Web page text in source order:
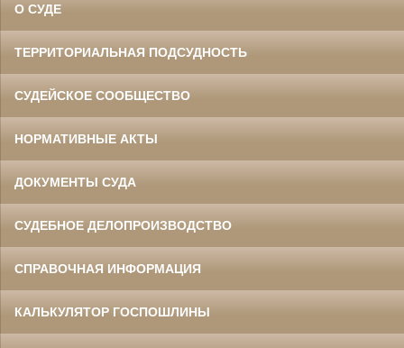
О СУДЕ
ТЕРРИТОРИАЛЬНАЯ ПОДСУДНОСТЬ
СУДЕЙСКОЕ СООБЩЕСТВО
НОРМАТИВНЫЕ АКТЫ
ДОКУМЕНТЫ СУДА
СУДЕБНОЕ ДЕЛОПРОИЗВОДСТВО
СПРАВОЧНАЯ ИНФОРМАЦИЯ
КАЛЬКУЛЯТОР ГОСПОШЛИНЫ